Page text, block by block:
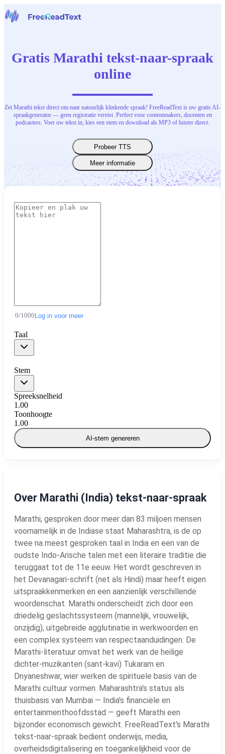
Gereedschap
Nederlands
Gratis Marathi tekst-naar-spraak
online
Zet Marathi tekst direct om naar natuurlijk klinkende spraak! FreeReadText is uw gratis AI-
spraakgenerator — geen registratie vereist. Perfect voor contentmakers, docenten en
podcasters. Voer uw tekst in, kies een stem en download als MP3 of luister direct.
Probeer TTS
Meer informatie
0/1000 Log in voor meer
Taal
Stem
Spreeksnelheid
1.00
Toonhoogte
1.00
AI-stem genereren
Over Marathi (India) tekst-naar-spraak
Marathi, gesproken door meer dan 83 miljoen mensen
voornamelijk in de Indiase staat Maharashtra, is de op
twee na meest gesproken taal in India en een van de
oudste Indo-Arische talen met een literaire traditie die
teruggaat tot de 11e eeuw. Het wordt geschreven in
het Devanagari-schrift (net als Hindi) maar heeft eigen
uitspraakkenmerken en een aanzienlijk verschillende
woordenschat. Marathi onderscheidt zich door een
driedelig geslachtssysteem (mannelijk, vrouwelijk,
onzijdig), uitgebreide agglutinatie in werkwoorden en
een complex systeem van respectaanduidingen. De
Marathi-literatuur omvat het werk van de heilige
dichter-muzikanten (sant-kavi) Tukaram en
Dnyaneshwar, wier werken de spirituele basis van de
Marathi cultuur vormen. Maharashtra's status als
thuisbasis van Mumbai — India's financiële en
entertainmenthoofdsstad — geeft Marathi een
bijzonder economisch gewicht. FreeReadText's Marathi
tekst-naar-spraak bedient onderwijs, media,
overheidsdigitalisering en toegankelijkheid voor de